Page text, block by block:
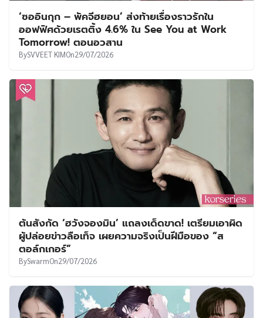
‘ซออินกุก – พัคจีฮยอน’ ส่งท้ายเรื่องราวรักใน
ออฟฟิศด้วยเรตติ้ง 4.6% ใน See You at Work
Tomorrow! ตอนอวสาน
BySVVEET KIMOn29/07/2026
ต้นสังกัด ‘ฮวังจองมิน’ แถลงเด็ดขาด! เตรียมเอาผิด
ผู้ปล่อยข่าวลือเท็จ เผยความจริงเป็นฝีมือของ “ส
ตอล์กเกอร์”
BySwarmOn29/07/2026